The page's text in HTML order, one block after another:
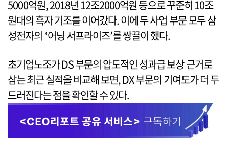
5000억원, 2018년 12조2000억원 등으로 꾸준히 10조
원대의 흑자 기조를 이어갔다. 이에 두 사업 부문 모두 삼
성전자의 ‘어닝 서프라이즈’를 쌍끌이 했다.
초기업노조가 DS 부문의 압도적인 성과급 보상 근거로
삼는 최근 실적을 비교해 보면, DX 부문의 기여도가 더 두
드러진다는 점을 확인할 수 있다.